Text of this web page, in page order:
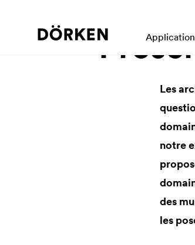
Les
notre
des
les